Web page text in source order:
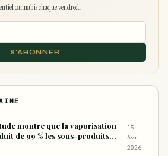
cannabis chaque vendredi
S'ABONNER
montre que la vaporisation
de 99 % les sous-produits
15
Avr
2026